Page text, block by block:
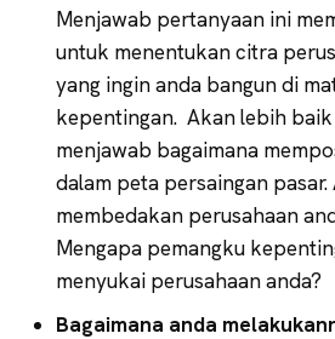
Menjawab pertanyaan ini
untuk menentukan citra
yang ingin anda bangun di
kepentingan. Akan lebih baik
menjawab bagaimana
dalam peta persaingan pasar.
membedakan perusahaan
Mengapa pemangku
menyukai perusahaan anda?
Bagaimana anda